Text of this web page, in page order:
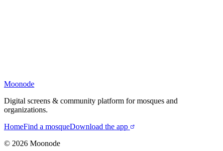
Moonode
Digital screens & community platform for mosques and
organizations.
HomeFind a mosqueDownload the app
© 2026 Moonode